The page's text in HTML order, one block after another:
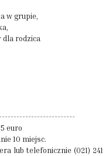
w grupie,
dla rodzica
euro
10 miejsc.
lub telefonicznie (021) 241